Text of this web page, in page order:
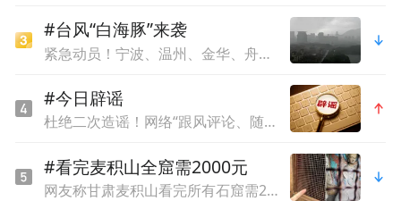
国设计的强大力量，完美诠释了创意设计中
#台风“白海豚”来袭
紧急动员！宁波、温州、金华、舟山、台州、丽水等市市长，发表电视讲话
#今日辟谣
杜绝二次造谣！网络“跟风评论、随意脑补”素养课
#看完麦积山全窟需2000元
网友称甘肃麦积山看完所有石窟需2000元，景区回应